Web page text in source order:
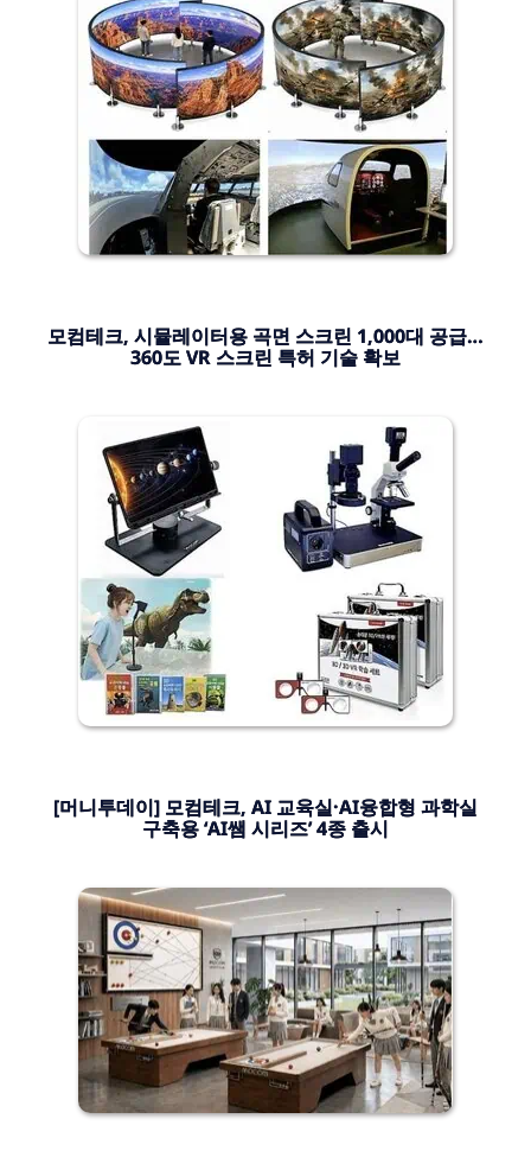
모컴테크, 시뮬레이터용 곡면 스크린 1,000대 공급…
360도 VR 스크린 특허 기술 확보
[머니투데이] 모컴테크, AI 교육실·AI융합형 과학실
구축용 ‘AI쌤 시리즈’ 4종 출시